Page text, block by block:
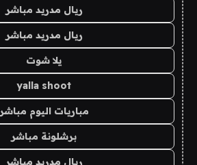
ريال مدريد مباشر
ريال مدريد مباشر
يلا شوت
yalla shoot
مباريات اليوم مباشر
برشلونة مباشر
ريال مدريد مباشر